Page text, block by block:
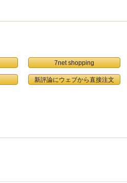
7net shopping